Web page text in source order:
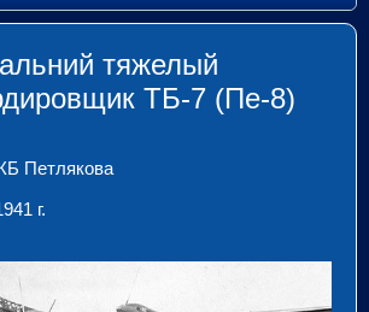
тяжелый
ТБ-7 (Пе-8)
Петлякова
г.